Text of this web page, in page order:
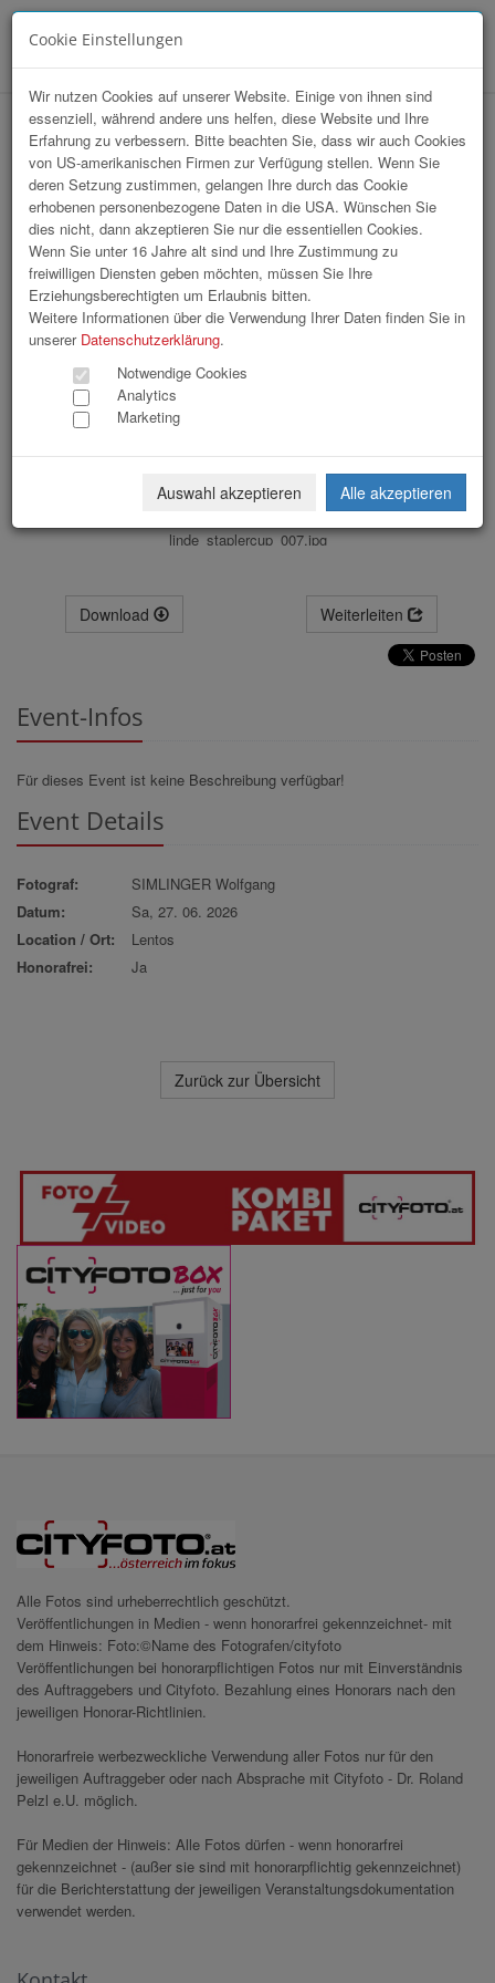
14. Linde Staplercup
linde_staplercup_007.jpg
Download Weiterleiten
Event-Infos
Für dieses Event ist keine Beschreibung verfügbar!
Event Details
Fotograf:
SIMLINGER Wolfgang
Datum:
Sa, 27. 06. 2026
Location / Ort:
Lentos
Honorafrei:
Ja
Zurück zur Übersicht
Alle Fotos sind urheberrechtlich geschützt.
Veröffentlichungen in Medien - wenn honorarfrei gekennzeichnet- mit
dem Hinweis: Foto:©Name des Fotografen/cityfoto
Veröffentlichungen bei honorarpflichtigen Fotos nur mit Einverständnis
des Auftraggebers und Cityfoto. Bezahlung eines Honorars nach den
jeweiligen Honorar-Richtlinien.
Honorarfreie werbezweckliche Verwendung aller Fotos nur für den
jeweiligen Auftraggeber oder nach Absprache mit Cityfoto - Dr. Roland
Pelzl e.U. möglich.
Für Medien der Hinweis: Alle Fotos dürfen - wenn honorarfrei
gekennzeichnet - (außer sie sind mit honorarpflichtig gekennzeichnet)
für die Berichterstattung der jeweiligen Veranstaltungsdokumentation
verwendet werden.
Cookie Einstellungen
Wir nutzen Cookies auf unserer Website. Einige von ihnen sind
essenziell, während andere uns helfen, diese Website und Ihre
Erfahrung zu verbessern. Bitte beachten Sie, dass wir auch Cookies
von US-amerikanischen Firmen zur Verfügung stellen. Wenn Sie
deren Setzung zustimmen, gelangen Ihre durch das Cookie
erhobenen personenbezogene Daten in die USA. Wünschen Sie
dies nicht, dann akzeptieren Sie nur die essentiellen Cookies.
Wenn Sie unter 16 Jahre alt sind und Ihre Zustimmung zu
freiwilligen Diensten geben möchten, müssen Sie Ihre
Erziehungsberechtigten um Erlaubnis bitten.
Weitere Informationen über die Verwendung Ihrer Daten finden Sie in
unserer Datenschutzerklärung.
Notwendige Cookies
Analytics
Marketing
Auswahl akzeptieren Alle akzeptieren